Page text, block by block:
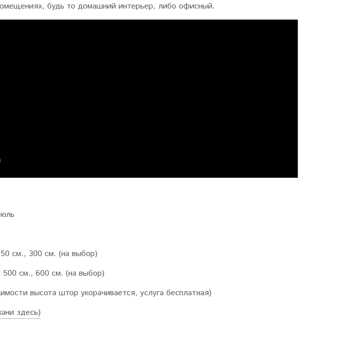
будь то домашний интерьер, либо офисный.
см., 300 см. (на выбор)
см., 600 см. (на выбор)
высота штор укорачивается, услуга бесплатная)
здесь)